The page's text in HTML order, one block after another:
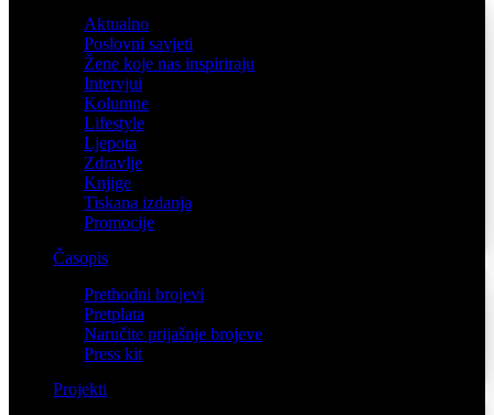
Aktualno
Poslovni savjeti
Žene koje nas inspiriraju
Intervjui
Kolumne
Lifestyle
Ljepota
Zdravlje
Knjige
Tiskana izdanja
Promocije
Časopis
Prethodni brojevi
Pretplata
Naručite prijašnje brojeve
Press kit
Projekti